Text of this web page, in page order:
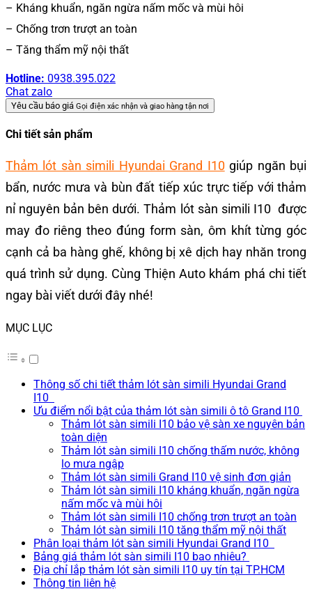
– Kháng khuẩn, ngăn ngừa nấm mốc và mùi hôi
– Chống trơn trượt an toàn
– Tăng thẩm mỹ nội thất
Hotline: 0938.395.022
Chat zalo
Yêu cầu báo giá Gọi điện xác nhận và giao hàng tận nơi
Chi tiết sản phẩm
Thảm lót sàn simili Hyundai Grand I10giúp ngăn bụi
bẩn, nước mưa và bùn đất tiếp xúc trực tiếp với thảm
nỉ nguyên bản bên dưới. Thảm lót sàn simili I10 được
may đo riêng theo đúng form sàn, ôm khít từng góc
cạnh cả ba hàng ghế, không bị xê dịch hay nhăn trong
quá trình sử dụng. Cùng Thiện Auto khám phá chi tiết
ngay bài viết dưới đây nhé!
MỤC LỤC
Thông số chi tiết thảm lót sàn simili Hyundai Grand
I10
Ưu điểm nổi bật của thảm lót sàn simili ô tô Grand I10
Thảm lót sàn simili I10 bảo vệ sàn xe nguyên bản
toàn diện
Thảm lót sàn simili I10 chống thấm nước, không
lo mưa ngập
Thảm lót sàn simili Grand I10 vệ sinh đơn giản
Thảm lót sàn simili I10 kháng khuẩn, ngăn ngừa
nấm mốc và mùi hôi
Thảm lót sàn simili I10 chống trơn trượt an toàn
Thảm lót sàn simili I10 tăng thẩm mỹ nội thất
Phân loại thảm lót sàn simili Hyundai Grand I10
Bảng giá thảm lót sàn simili I10 bao nhiêu?
Địa chỉ lắp thảm lót sàn simili I10 uy tín tại TP.HCM
Thông tin liên hệ